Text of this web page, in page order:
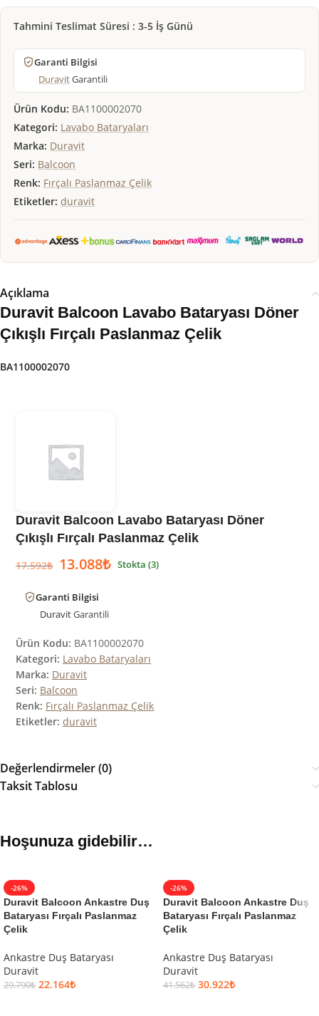
Tahmini Teslimat Süresi : 3-5 İş Günü
Garanti Bilgisi
DuravitGarantili
Ürün Kodu: BA1100002070
Kategori: Lavabo Bataryaları
Marka: Duravit
Seri: Balcoon
Renk: Fırçalı Paslanmaz Çelik
Etiketler: duravit
Açıklama
Duravit Balcoon Lavabo Bataryası Döner
Çıkışlı Fırçalı Paslanmaz Çelik
BA1100002070
Duravit Balcoon Lavabo Bataryası Döner
Çıkışlı Fırçalı Paslanmaz Çelik
17.592₺ 13.088₺ Stokta (3)
Garanti Bilgisi
DuravitGarantili
Ürün Kodu: BA1100002070
Kategori: Lavabo Bataryaları
Marka: Duravit
Seri: Balcoon
Renk: Fırçalı Paslanmaz Çelik
Etiketler: duravit
Değerlendirmeler (0)
Taksit Tablosu
Hoşunuza gidebilir…
-26%
Duravit Balcoon Ankastre Duş
Bataryası Fırçalı Paslanmaz
Çelik
Ankastre Duş Bataryası
Duravit
29.790₺ 22.164₺
-26%
Duravit Balcoon Ankastre Duş
Bataryası Fırçalı Paslanmaz
Çelik
Ankastre Duş Bataryası
Duravit
41.562₺ 30.922₺